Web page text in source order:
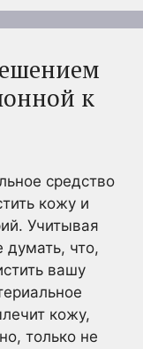
к
средство
кожу и
Учитывая
думать, что,
вашу
кожу,
только не